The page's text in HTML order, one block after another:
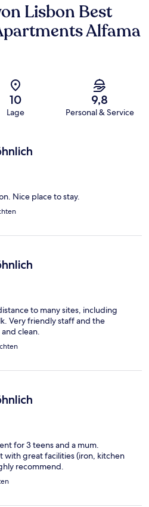
Lisbon Best
Alfama
10
Lage
9,8
Personal & Service
Nice place to stay.
to many sites, including
Very friendly staff and the
clean.
for 3 teens and a mum.
with great facilities (iron, kitchen
recommend.